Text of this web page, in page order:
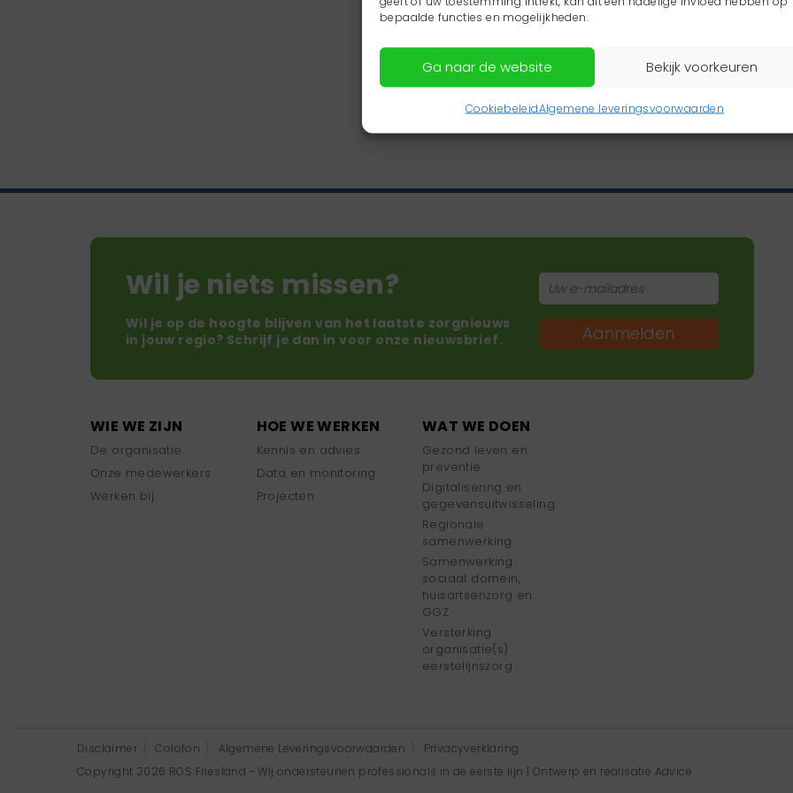
bepaalde functies en mogelijkheden.
Ga naar de website Bekijk voorkeuren
CookiebeleidAlgemene leveringsvoorwaarden
Wil je niets missen?
Wil je op de hoogte blijven van het laatste zorgnieuws
in jouw regio? Schrijf je dan in voor onze nieuwsbrief.
Aanmelden
WIE WE ZIJN
De organisatie
Onze medewerkers
Werken bij
HOE WE WERKEN
Kennis en advies
Data en monitoring
Projecten
WAT WE DOEN
Gezond leven en
preventie
Digitalisering en
gegevensuitwisseling
Regionale
samenwerking
Samenwerking
sociaal domein,
huisartsenzorg en
GGZ
Versterking
organisatie(s)
eerstelijnszorg
Disclaimer Colofon Algemene Leveringsvoorwaarden
Privacyverklaring
Copyright 2026 ROS Friesland - Wij ondersteunen professionals in de eerste lijn | Ontwerp en realisatie Advice